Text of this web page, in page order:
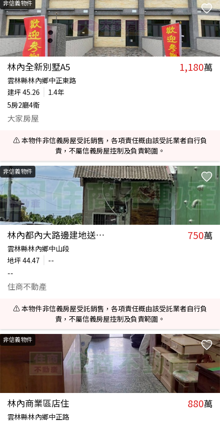
非信義物件
林內全新別墅A5 1,180萬
雲林縣林內鄉中正東路
建坪 45.26
1.4年
5房2廳4衛
大家房屋
⚠️ 本物件非信義房屋受託銷售，各項責任概由該受託業者自行負
責，不屬信義房屋控制及負責範圍。
非信義物件
林內都內大路邊建地送平房 750萬
雲林縣林內鄉中山段
地坪 44.47
--
--
住商不動產
⚠️ 本物件非信義房屋受託銷售，各項責任概由該受託業者自行負
責，不屬信義房屋控制及負責範圍。
非信義物件
林內商業區店住 880萬
雲林縣林內鄉中正路